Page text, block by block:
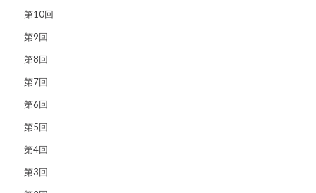
第10回
第9回
第8回
第7回
第6回
第5回
第4回
第3回